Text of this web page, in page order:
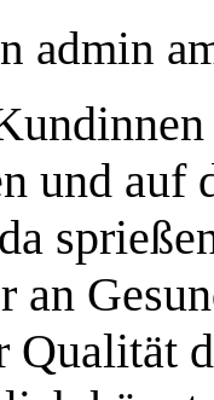
admin
und auf
an
Qualität